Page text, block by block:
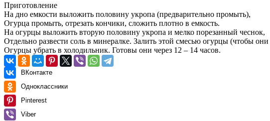
Приготовление
На дно емкости выложить половину укропа (предварительно промыть),
Огурца промыть, отрезать кончики, сложить плотно в емкость.
На огурцы выложить вторую половину укропа и мелко порезанный чеснок,
Отдельно развести соль в минералке. Залить этой смесью огурцы (чтобы
Огурцы убрать в холодильник. Готовы они через 12 – 14 часов.
ВКонтакте
Одноклассники
Pinterest
Viber